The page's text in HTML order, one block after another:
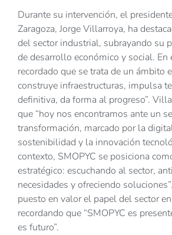
Durante su intervención, el
Zaragoza, Jorge Villarroya, ha
del sector industrial, subrayando su
de desarrollo económico y social. En
recordado que se trata de un ámbito
construye infraestructuras, impulsa
definitiva, da forma al progreso”.
que “hoy nos encontramos ante un
transformación, marcado por la
sostenibilidad y la innovación
contexto, SMOPYC se posiciona
estratégico: escuchando al sector,
necesidades y ofreciendo
puesto en valor el papel del sector
recordando que “SMOPYC es
es futuro”.